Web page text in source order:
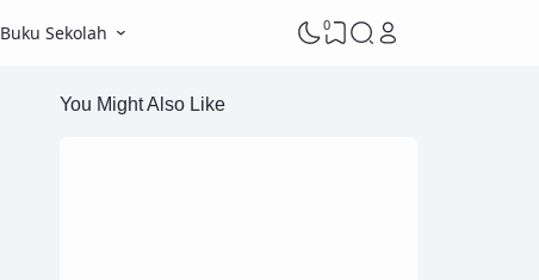
Buku Sekolah 0
You Might Also Like